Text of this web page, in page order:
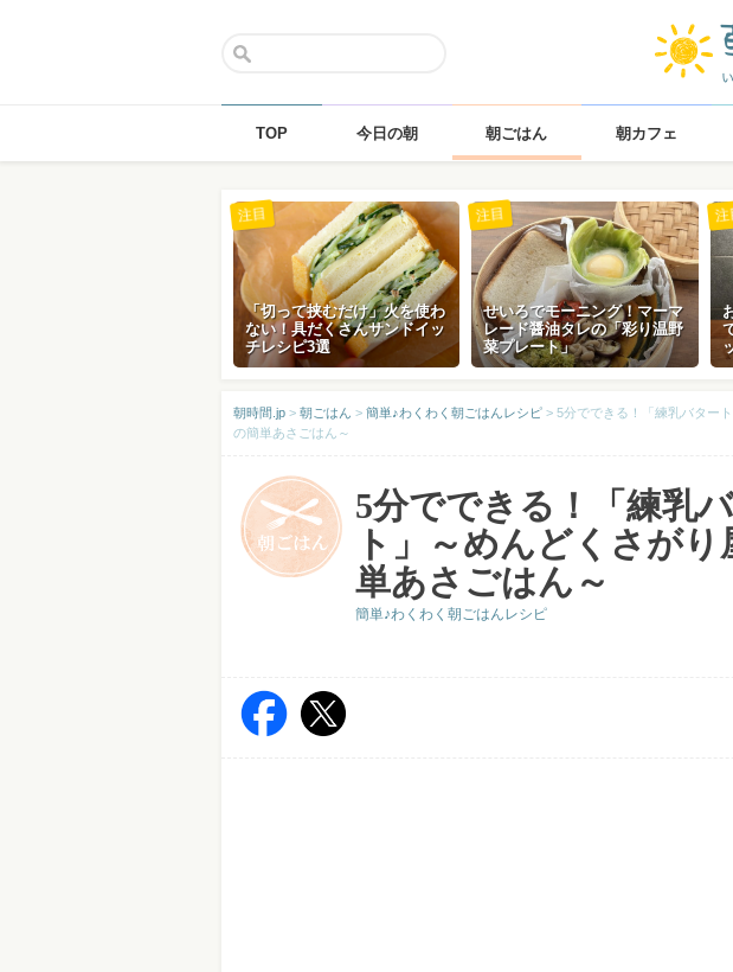
TOP 今日の朝 朝ごはん 朝カフェ
「切って挟むだけ」火を使わ
ない！具だくさんサンドイッ
チレシピ3選
注目
せいろでモーニング！マーマ
レード醤油タレの「彩り温野
菜プレート」
注目 注
朝時間.jp > 朝ごはん > 簡単♪わくわく朝ごはんレシピ > 5分でできる！「練乳バター
の簡単あさごはん～
5分でできる！「練乳
ト」～めんどくさが
単あさごはん～
簡単♪わくわく朝ごはんレシピ